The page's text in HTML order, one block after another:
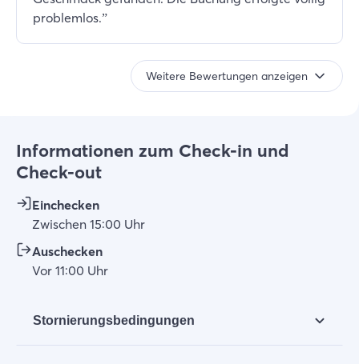
problemlos.”
Weitere Bewertungen anzeigen
Informationen zum Check-in und
Check-out
Einchecken
Zwischen 15:00 Uhr
Auschecken
Vor 11:00 Uhr
Stornierungsbedingungen